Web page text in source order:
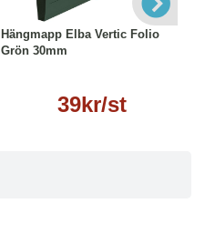
Hängmapp Elba Vertic Folio
Grön 30mm
39kr/st